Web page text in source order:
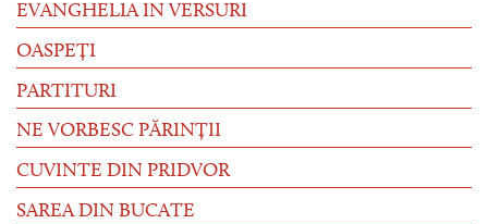
EVANGHELIA IN VERSURI
OASPEȚI
PARTITURI
NE VORBESC PĂRINȚII
CUVINTE DIN PRIDVOR
SAREA DIN BUCATE